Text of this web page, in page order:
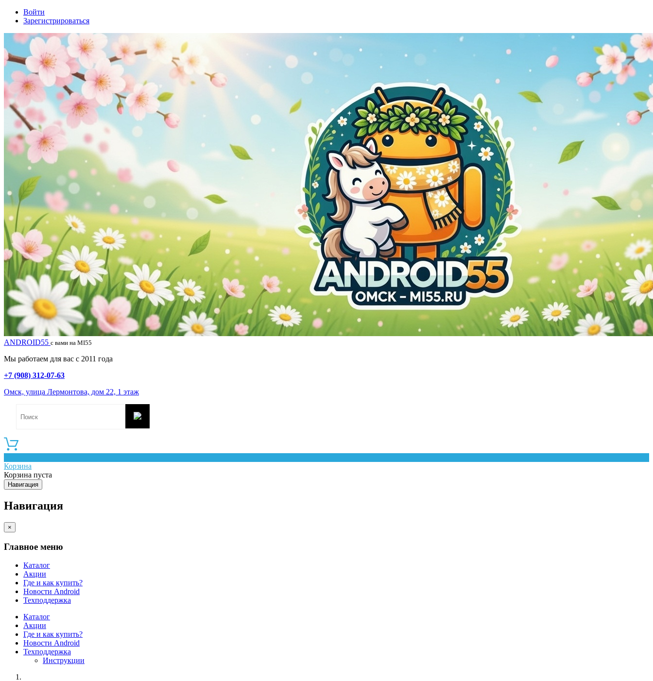
Войти
Зарегистрироваться
ANDROID55 с вами на MI55
Мы работаем для вас с 2011 года
+7 (908) 312-07-63
Омск, улица Лермонтова, дом 22, 1 этаж
Корзина
Корзина пуста
Навигация
Навигация
×
Главное меню
Каталог
Акции
Где и как купить?
Новости Android
Техподдержка
Каталог
Акции
Где и как купить?
Новости Android
Техподдержка
Инструкции